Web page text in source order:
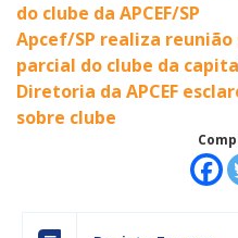
do clube da APCEF/SP
Apcef/SP realiza
parcial do clube da
Diretoria da APCEF
sobre clube